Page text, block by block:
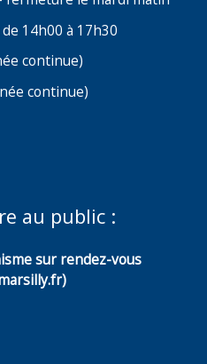
14h00 à 17h30
continue)
continue)
au public :
sur rendez-vous